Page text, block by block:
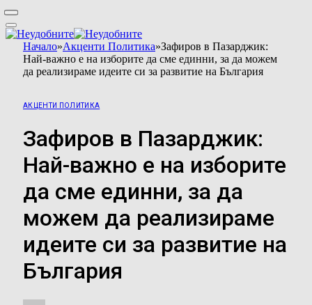
Начало»Акценти Политика»Зафиров в Пазарджик:
Най-важно е на изборите да сме единни, за да можем
да реализираме идеите си за развитие на България
АКЦЕНТИ ПОЛИТИКА
Зафиров в Пазарджик:
Най-важно е на изборите
да сме единни, за да
можем да реализираме
идеите си за развитие на
България